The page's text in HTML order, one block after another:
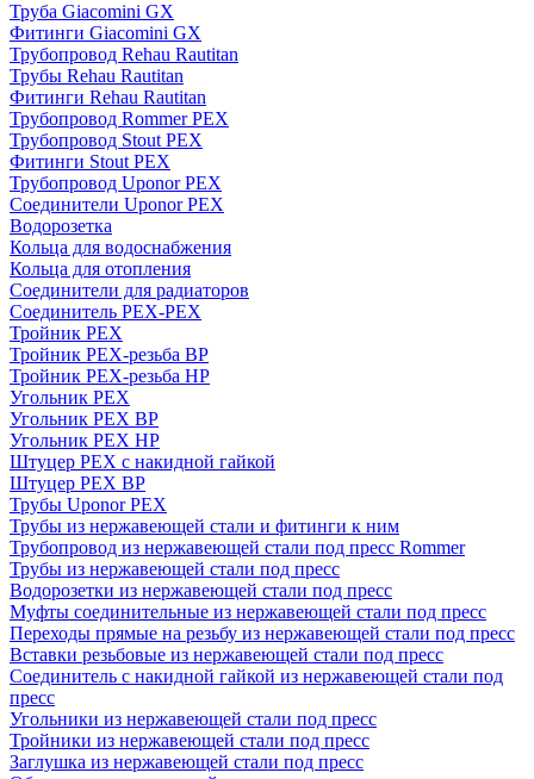
Труба Giacomini GX
Фитинги Giacomini GX
Трубопровод Rehau Rautitan
Трубы Rehau Rautitan
Фитинги Rehau Rautitan
Трубопровод Rommer PEX
Трубопровод Stout PEX
Фитинги Stout PEX
Трубопровод Uponor PEX
Соединители Uponor PEX
Водорозетка
Кольца для водоснабжения
Кольца для отопления
Соединители для радиаторов
Соединитель PEX-PEX
Тройник PEX
Тройник PEX-резьба ВР
Тройник PEX-резьба НР
Угольник PEX
Угольник PEX ВР
Угольник PEX НР
Штуцер PEX c накидной гайкой
Штуцер PEX ВР
Трубы Uponor PEX
Трубы из нержавеющей стали и фитинги к ним
Трубопровод из нержавеющей стали под пресс Rommer
Трубы из нержавеющей стали под пресс
Водорозетки из нержавеющей стали под пресс
Муфты соединительные из нержавеющей стали под пресс
Переходы прямые на резьбу из нержавеющей стали под пресс
Вставки резьбовые из нержавеющей стали под пресс
Соединитель с накидной гайкой из нержавеющей стали под
пресс
Угольники из нержавеющей стали под пресс
Тройники из нержавеющей стали под пресс
Заглушка из нержавеющей стали под пресс